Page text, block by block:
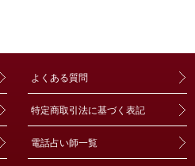
よくある質問
特定商取引法に基づく表記
電話占い師一覧